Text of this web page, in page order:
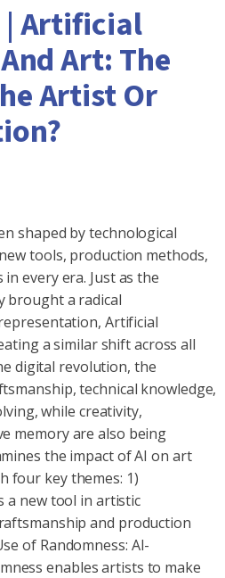
| Artificial
Art: The
Artist Or
shaped by technological
tools, production methods,
every era. Just as the
brought a radical
Artificial
a similar shift across all
digital revolution, the
technical knowledge,
while creativity,
memory are also being
the impact of AI on art
four key themes: 1)
a new tool in artistic
and production
of Randomness: AI-
enables artists to make